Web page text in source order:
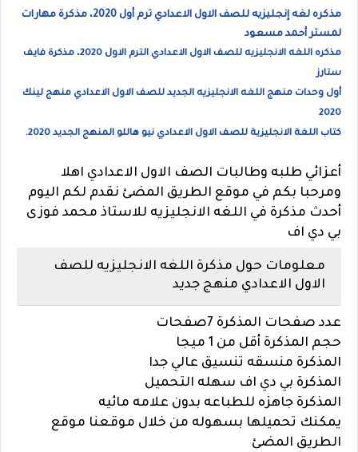
مذكره لغه إنجليزيه للصف الاول الاعدادي ترم أول 2020، مذكرة مهارات
لمستر أحمد مسعود
مذكره اللغه الانجليزيه للصف الاول الاعدادي الترم الاول 2020، مذكرة فايف
ستارز
أول وحدات منهج اللغه الانجليزيه الجديد للصف الاول الاعدادي منهج لينك
2020
كتاب اللغة الانجليزية للصف الاول الاعدادي نيو هاللو المنهج الجديد 2020.
أعزائي طلبه وطالبات الصف الاول الاعدادي اهلا
ومرحبا بكم في موقع الطريق المضئ نقدم لكم اليوم
أحدث مذكرة في اللغه الانجليزيه للاستاذ محمد فوزى
بي دي اف
معلومات حول مذكرة اللغه الانجليزيه للصف
الاول الاعدادي منهج جديد
عدد صفحات المذكرة 7صفحات
حجم المذكرة أقل من 1 ميجا
المذكرة منسقه تنسيق عالي جدا
المذكرة بي دي اف سهله التحميل
المذكرة جاهزه للطباعه بدون علامه مائيه
يمكنك تحميلها بسهوله من خلال موقعنا موقع
الطريق المضئ